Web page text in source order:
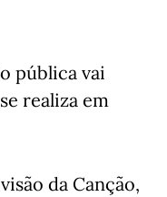
pública vai
realiza em
da Canção,